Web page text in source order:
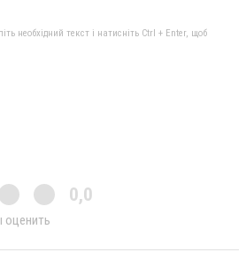
необхідний текст і натисніть Ctrl + Enter, щоб
0,0
оценить